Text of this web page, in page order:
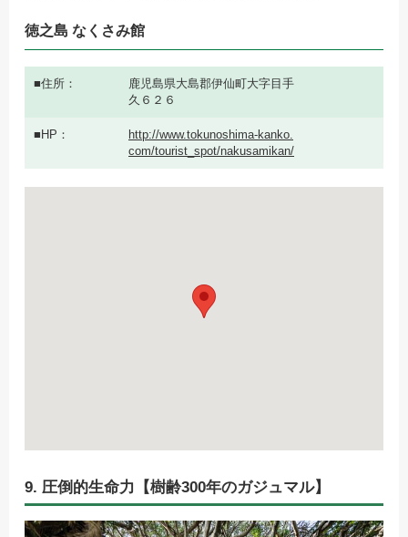
徳之島 なくさみ館
住所
鹿児島県大島郡伊仙町大字目手
久６２６
HP
http://www.tokunoshima-kanko.
com/tourist_spot/nakusamikan/
9. 圧倒的生命力【樹齢300年のガジュマル】